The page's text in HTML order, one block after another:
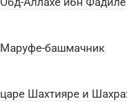
Маруфе-башмачник
Шахтияре и